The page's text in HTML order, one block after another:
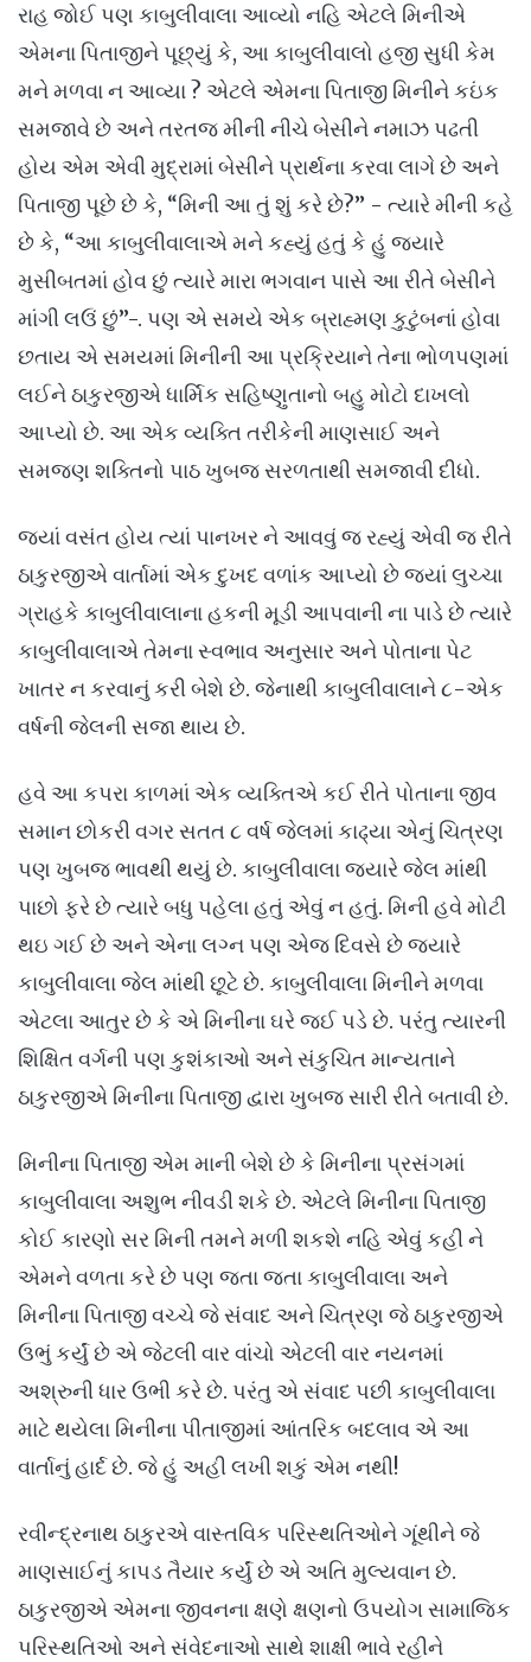
રાહ જોઈ પણ કાબુલીવાલા આવ્યો નહિ એટલે મિનીએ
એમના પિતાજીને પૂછ્યું કે, આ કાબુલીવાલો હજી સુધી કેમ
મને મળવા ન આવ્યા ? એટલે એમના પિતાજી મિનીને કઇંક
સમજાવે છે અને તરતજ મીની નીચે બેસીને નમાઝ પઢતી
હોય એમ એવી મુદ્રામાં બેસીને પ્રાર્થના કરવા લાગે છે અને
પિતાજી પૂછે છે કે, “મિની આ તું શું કરે છે?” - ત્યારે મીની કહે
છે કે, “આ કાબુલીવાલાએ મને કહ્યું હતું કે હું જયારે
મુસીબતમાં હોવ છું ત્યારે મારા ભગવાન પાસે આ રીતે બેસીને
માંગી લઉં છું”-. પણ એ સમયે એક બ્રાહ્મણ કુટુંબનાં હોવા
છતાય એ સમયમાં મિનીની આ પ્રક્રિયાને તેના ભોળપણમાં
લઈને ઠાકુરજીએ ધાર્મિક સહિષ્ણુતાનો બહુ મોટો દાખલો
આપ્યો છે. આ એક વ્યક્તિ તરીકેની માણસાઈ અને
સમજણ શક્તિનો પાઠ ખુબજ સરળતાથી સમજાવી દીધો.
જ્યાં વસંત હોય ત્યાં પાનખર ને આવવું જ રહ્યું એવી જ રીતે
ઠાકુરજીએ વાર્તામાં એક દુખદ વળાંક આપ્યો છે જ્યાં લુચ્ચા
ગ્રાહકે કાબુલીવાલાના હકની મૂડી આપવાની ના પાડે છે ત્યારે
કાબુલીવાલાએ તેમના સ્વભાવ અનુસાર અને પોતાના પેટ
ખાતર ન કરવાનું કરી બેશે છે. જેનાથી કાબુલીવાલાને ૮-એક
વર્ષની જેલની સજા થાય છે.
હવે આ કપરા કાળમાં એક વ્યક્તિએ કઈ રીતે પોતાના જીવ
સમાન છોકરી વગર સતત ૮ વર્ષ જેલમાં કાઢ્યા એનું ચિત્રણ
પણ ખુબજ ભાવથી થયું છે. કાબુલીવાલા જયારે જેલ માંથી
પાછો ફરે છે ત્યારે બધુ પહેલા હતું એવું ન હતું. મિની હવે મોટી
થઇ ગઈ છે અને એના લગ્ન પણ એજ દિવસે છે જયારે
કાબુલીવાલા જેલ માંથી છૂટે છે. કાબુલીવાલા મિનીને મળવા
એટલા આતુર છે કે એ મિનીના ઘરે જઈ પડે છે. પરંતુ ત્યારની
શિક્ષિત વર્ગની પણ કુશંકાઓ અને સંકુચિત માન્યતાને
ઠાકુરજીએ મિનીના પિતાજી દ્વારા ખુબજ સારી રીતે બતાવી છે.
મિનીના પિતાજી એમ માની બેશે છે કે મિનીના પ્રસંગમાં
કાબુલીવાલા અશુભ નીવડી શકે છે. એટલે મિનીના પિતાજી
કોઈ કારણો સર મિની તમને મળી શકશે નહિ એવું કહી ને
એમને વળતા કરે છે પણ જતા જતા કાબુલીવાલા અને
મિનીના પિતાજી વચ્ચે જે સંવાદ અને ચિત્રણ જે ઠાકુરજીએ
ઉભું કર્યું છે એ જેટલી વાર વાંચો એટલી વાર નયનમાં
અશ્રુની ધાર ઉભી કરે છે. પરંતુ એ સંવાદ પછી કાબુલીવાલા
માટે થયેલા મિનીના પીતાજીમાં આંતરિક બદલાવ એ આ
વાર્તાનું હાર્દ છે. જે હું અહી લખી શકું એમ નથી!
રવીન્દ્રનાથ ઠાકુરએ વાસ્તવિક પરિસ્થતિઓને ગૂંથીને જે
માણસાઈનું કાપડ તૈયાર કર્યું છે એ અતિ મુલ્યવાન છે.
ઠાકુરજીએ એમના જીવનના ક્ષણે ક્ષણનો ઉપયોગ સામાજિક
પરિસ્થતિઓ અને સંવેદનાઓ સાથે શાક્ષી ભાવે રહીને